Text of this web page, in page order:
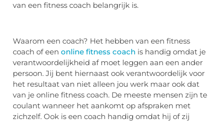
van een fitness coach belangrijk is.
Waarom een coach? Het hebben van een fitness
coach of een online fitness coach is handig omdat je
verantwoordelijkheid af moet leggen aan een ander
persoon. Jij bent hiernaast ook verantwoordelijk voor
het resultaat van niet alleen jou werk maar ook dat
van je online fitness coach. De meeste mensen zijn te
coulant wanneer het aankomt op afspraken met
zichzelf. Ook is een coach handig omdat hij of zij